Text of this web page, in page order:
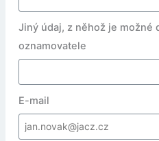
Jiný údaj, z něhož je možné
oznamovatele
E-mail